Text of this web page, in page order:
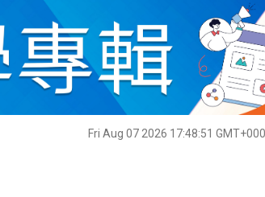
Fri Aug 07 2026 17:48:53
影片 名家榜 灼見活動